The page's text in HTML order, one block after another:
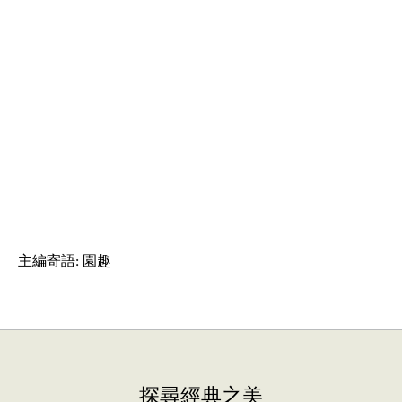
主編寄語: 園趣
探尋經典之美